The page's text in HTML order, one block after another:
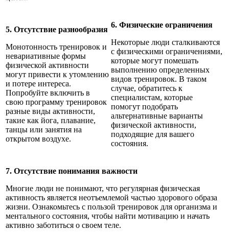
5. Отсутствие разнообразия
Монотонность тренировок и
невариативные формы
физической активности
могут привести к утомлению
и потере интереса.
Попробуйте включить в
свою программу тренировок
разные виды активности,
такие как йога, плавание,
танцы или занятия на
открытом воздухе.
6. Физические ограничения
Некоторые люди сталкиваются
с физическими ограничениями,
которые могут помешать
выполнению определенных
видов тренировок. В таком
случае, обратитесь к
специалистам, которые
помогут подобрать
альтернативные варианты
физической активности,
подходящие для вашего
состояния.
7. Отсутствие понимания важности
Многие люди не понимают, что регулярная физическая
активность является неотъемлемой частью здорового образа
жизни. Ознакомьтесь с пользой тренировок для организма и
ментального состояния, чтобы найти мотивацию и начать
активно заботиться о своем теле.